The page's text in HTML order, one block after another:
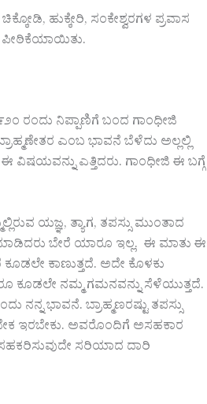
ಹುಕ್ಕೇರಿ, ಸಂಕೇಶ್ವರಗಳ ಪ್ರವಾಸ
ಪೀಠಿಕೆಯಾಯಿತು.
ನಿಪ್ಪಾಣಿಗೆ ಬಂದ ಗಾಂಧೀಜಿ
ಎಂಬ ಭಾವನೆ ಬೆಳೆದು ಅಲ್ಲಲ್ಲಿ
ಎತ್ತಿದರು. ಗಾಂಧೀಜಿ ಈ ಬಗ್ಗೆ
ಯಜ್ಞ, ತ್ಯಾಗ, ತಪಸ್ಸು ಮುಂತಾದ
ಮಾಡಿದರು ಬೇರೆ ಯಾರೂ ಇಲ್ಲ. ಈ ಮಾತು ಈ
ಕಾಣುತ್ತದೆ. ಅದೇ ಕೊಳಕು
ಕೂಡಲೇ ನಮ್ಮ ಗಮನವನ್ನು ಸೆಳೆಯುತ್ತದೆ.
ನನ್ನ ಭಾವನೆ. ಬ್ರಾಹ್ಮಣರಷ್ಟು ತಪಸ್ಸು
ಇರಬೇಕು. ಅವರೊಂದಿಗೆ ಅಸಹಕಾರ
ಸರಿಯಾದ ದಾರಿ